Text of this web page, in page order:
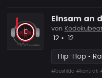
Einsam an
von
Likes
12 • 12
Hip-Hop •
#bushido #kontrak